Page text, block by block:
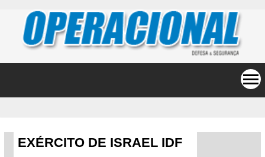
EXÉRCITO DE ISRAEL IDF